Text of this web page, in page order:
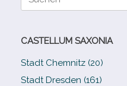
CASTELLUM SAXONIA
Stadt Chemnitz (20)
Stadt Dresden (161)